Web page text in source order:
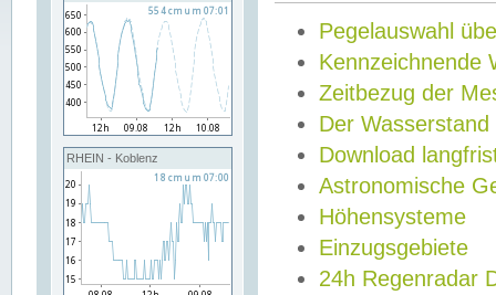
RHEIN - Koblenz
Pegelauswahl
Kennzeichnende
Zeitbezug der
Der Wasserstand
Download
Astronomische
Höhensysteme
Einzugsgebiete
24h Regenradar